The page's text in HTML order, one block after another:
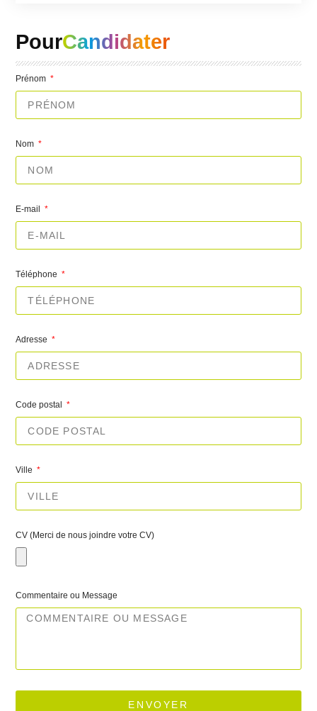
PourCandidater
Prénom
Nom
E-mail
Téléphone
Adresse
Code postal
Ville
CV (Merci de nous joindre votre CV)
Commentaire ou Message
ENVOYER